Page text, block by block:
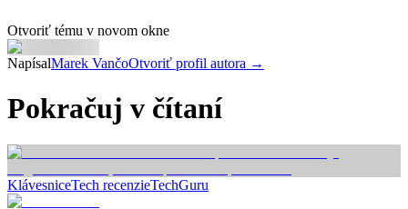
Otvoriť tému v novom okne
NapísalMarek VančoOtvoriť profil autora →
Pokračuj v čítaní
KlávesniceTech recenzieTechGuru